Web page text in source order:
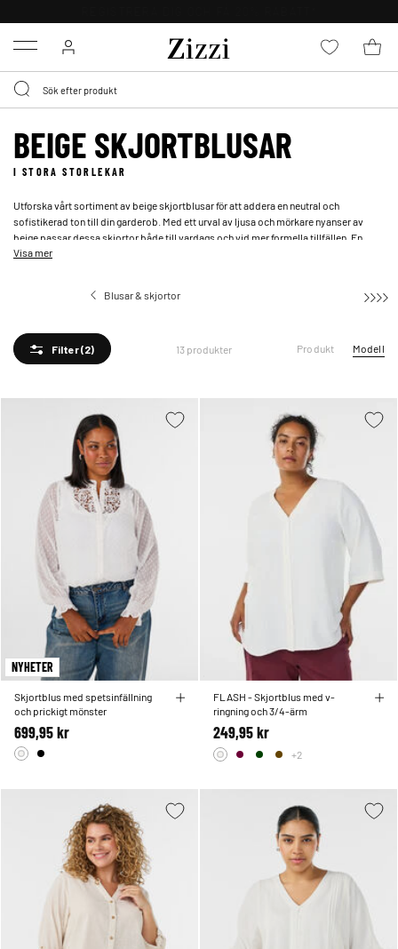
Menu
BEIGE SKJORTBLUSAR
I STORA STORLEKAR
Utforska vårt sortiment av beige skjortblusar för att addera en neutral och
sofistikerad ton till din garderob. Med ett urval av ljusa och mörkare nyanser av
beige passar dessa skjortor både till vardags och vid mer formella tillfällen. En
beige skjortblus är ett praktiskt val för en snygg och enkel look.
Visa mer
Blusar & skjortor
Filter(2) 13 produkter Produkt Modell
NYHETER
Skjortblus med spetsinfällning
och prickigt mönster
699,95 kr
FLASH - Skjortblus med v-
ringning och 3/4-ärm
249,95 kr
+2